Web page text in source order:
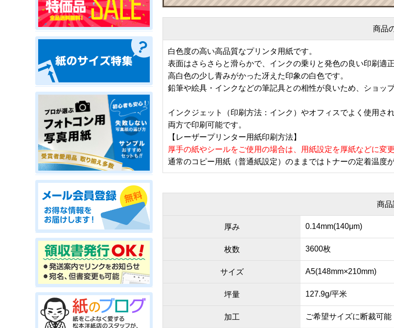
商品
白色度の高い高品質なプリンタ用紙です。
表面はさらさらと滑らかで、インクの乗りと発色の良い印刷適
高白色の少し青みがかった冴えた印象の白色です。
鉛筆や絵具・インクなどの筆記具との相性が良いため、ショッ
インクジェット（印刷方法：インク）やオフィスでよく使用
両方で印刷可能です。
【レーザープリンター用紙印刷方法】
厚手の紙やシールをご使用の場合は、用紙設定を厚紙などに変更
通常のコピー用紙（普通紙設定）のままではトナーの定着温度
商品
厚み 0.14mm(140μm)
枚数 3600枚
サイズ A5(148mm×210mm)
坪量 127.9g/平米
加工 ご希望サイズに断裁可能